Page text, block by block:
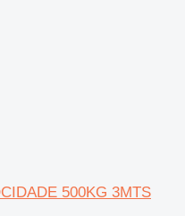
500KG 3MTS